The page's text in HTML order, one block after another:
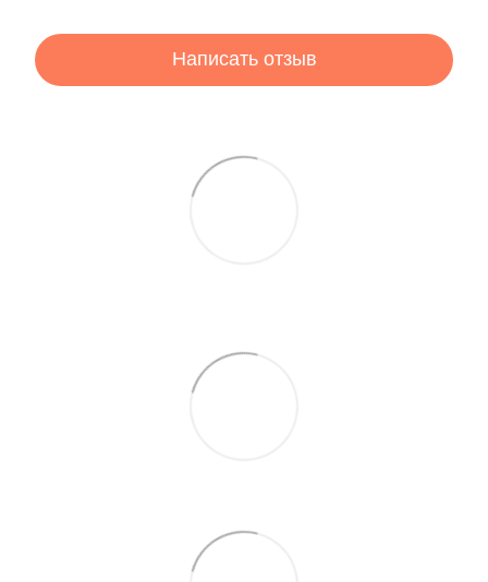
Написать отзыв